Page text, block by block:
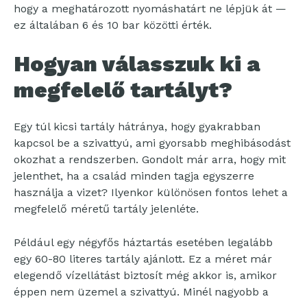
hogy a meghatározott nyomáshatárt ne lépjük át —
ez általában 6 és 10 bar közötti érték.
Hogyan válasszuk ki a
megfelelő tartályt?
Egy túl kicsi tartály hátránya, hogy gyakrabban
kapcsol be a szivattyú, ami gyorsabb meghibásodást
okozhat a rendszerben. Gondolt már arra, hogy mit
jelenthet, ha a család minden tagja egyszerre
használja a vizet? Ilyenkor különösen fontos lehet a
megfelelő méretű tartály jelenléte.
Például egy négyfős háztartás esetében legalább
egy 60-80 literes tartály ajánlott. Ez a méret már
elegendő vízellátást biztosít még akkor is, amikor
éppen nem üzemel a szivattyú. Minél nagyobb a